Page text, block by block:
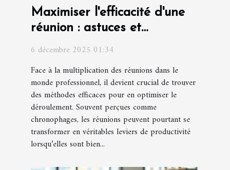
Maximiser l'efficacité d'une
réunion : astuces et
stratégies
6 décembre 2025 01:34
Face à la multiplication des réunions dans le
monde professionnel, il devient crucial de trouver
des méthodes efficaces pour en optimiser le
déroulement. Souvent perçues comme
chronophages, les réunions peuvent pourtant se
transformer en véritables leviers de productivité
lorsqu’elles sont bien...